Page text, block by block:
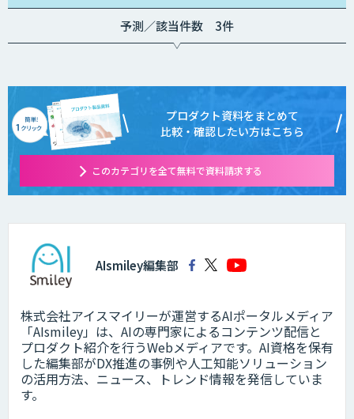
予測／該当件数 3件
プロダクト資料をまとめて
比較・確認したい方はこちら
このカテゴリを全て無料で資料請求する
AIsmiley編集部
株式会社アイスマイリーが運営するAIポータルメディア
「AIsmiley」は、AIの専門家によるコンテンツ配信と
プロダクト紹介を行うWebメディアです。AI資格を保有
した編集部がDX推進の事例や人工知能ソリューション
の活用方法、ニュース、トレンド情報を発信していま
す。